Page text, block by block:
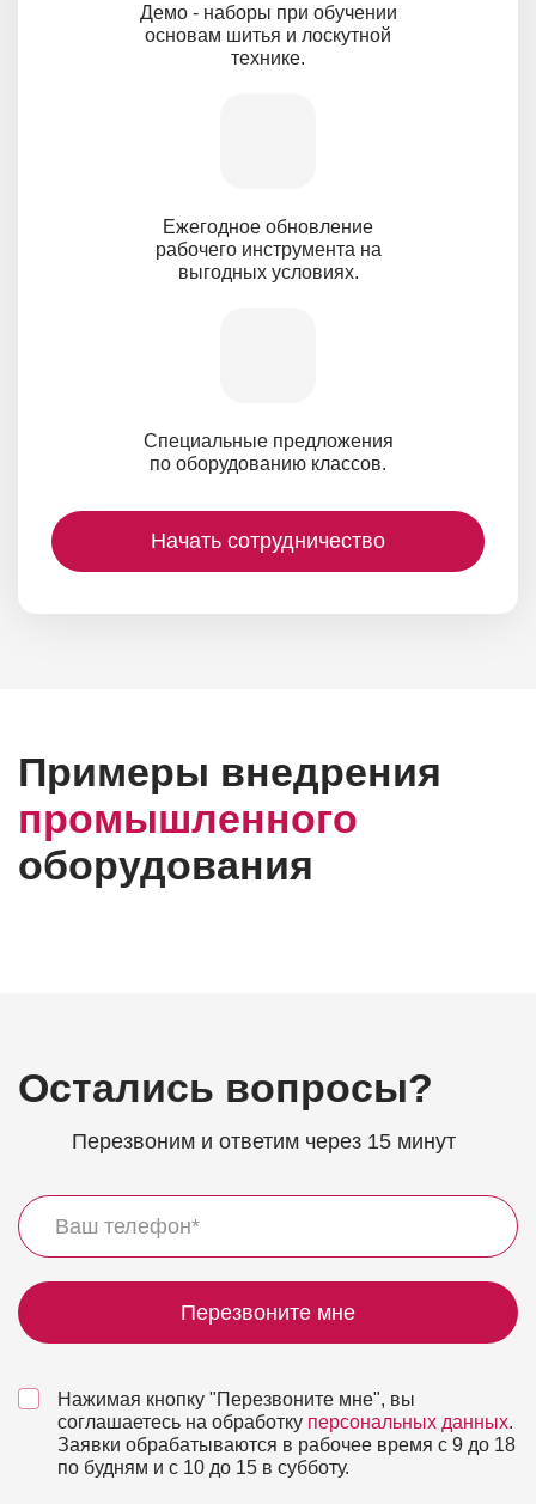
Демо - наборы при обучении
основам шитья и лоскутной
технике.
Ежегодное обновление
рабочего инструмента на
выгодных условиях.
Специальные предложения
по оборудованию классов.
Начать сотрудничество
Примеры внедрения
промышленного
оборудования
Остались вопросы?
Перезвоним и ответим через 15 минут
Перезвоните мне
Нажимая кнопку "Перезвоните мне", вы
соглашаетесь на обработку персональных данных.
Заявки обрабатываются в рабочее время с 9 до 18
по будням и с 10 до 15 в субботу.